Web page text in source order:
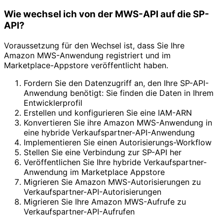
Wie wechsel ich von der MWS-API auf die SP-
API?
Voraussetzung für den Wechsel ist, dass Sie Ihre
Amazon MWS-Anwendung registriert und im
Marketplace-Appstore veröffentlicht haben.
Fordern Sie den Datenzugriff an, den Ihre SP-API-
Anwendung benötigt: Sie finden die Daten in Ihrem
Entwicklerprofil
Erstellen und konfigurieren Sie eine IAM-ARN
Konvertieren Sie ihre Amazon MWS-Anwendung in
eine hybride Verkaufspartner-API-Anwendung
Implementieren Sie einen Autorisierungs-Workflow
Stellen Sie eine Verbindung zur SP-API her
Veröffentlichen Sie Ihre hybride Verkaufspartner-
Anwendung im Marketplace Appstore
Migrieren Sie Amazon MWS-Autorisierungen zu
Verkaufspartner-API-Autorisierungen
Migrieren Sie Ihre Amazon MWS-Aufrufe zu
Verkaufspartner-API-Aufrufen